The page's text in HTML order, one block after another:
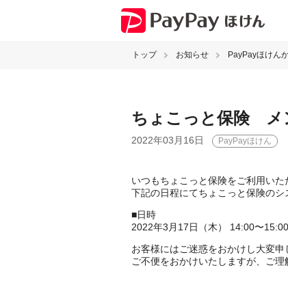
トップ お知らせ PayPayほけん
ちょこっと保険 メ
2022年03月16日 PayPayほけん
いつもちょこっと保険をご利用いた
下記の日程にてちょこっと保険のシ
■日時
2022年3月17日（木） 14:00〜15:00
お客様にはご迷惑をおかけし大変申
ご不便をおかけいたしますが、ご理